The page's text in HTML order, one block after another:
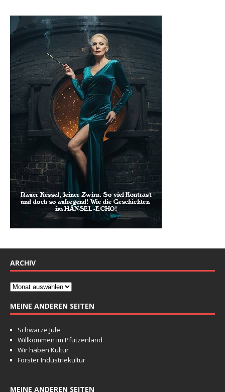
ARCHIV
MEINE ANDEREN SEITEN
Schwarze Jule
Willkommen im Pfützenland
Wir haben Kultur
Forster Industriekultur
MEINE ANDEREN SEITEN